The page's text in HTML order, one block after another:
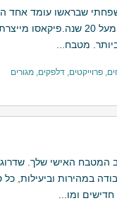
שבראשו עומד אחד
בתחום עם נסיון של מעל 20
מטבח...
פרוייקטים, דלפקים, מגורים
המטבח האישי שלך.
במהירות וביעילות, כל
ומו...